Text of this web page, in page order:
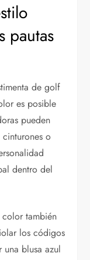
pautas
de golf
es posible
pueden
o
dentro del
también
los códigos
blusa azul